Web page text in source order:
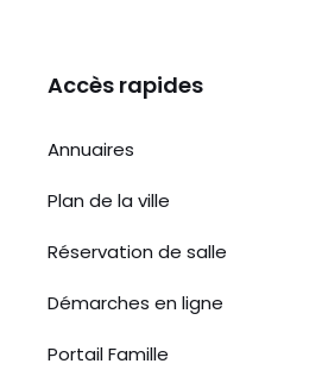
Accès rapides
Annuaires
Plan de la ville
Réservation de salle
Démarches en ligne
Portail Famille